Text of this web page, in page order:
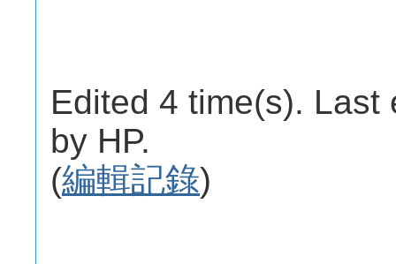
Edited 4 time(s). Last
by HP.
(編輯記錄)